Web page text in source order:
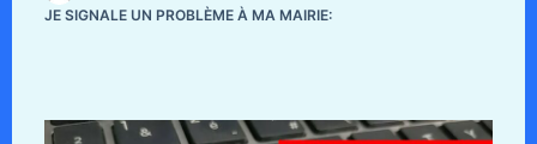
JE SIGNALE UN PROBLÈME À MA MAIRIE: